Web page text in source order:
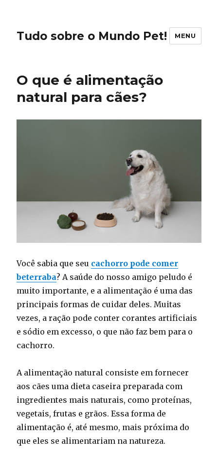
Tudo sobre o Mundo Pet! MENU
O que é alimentação
natural para cães?
Você sabia que seu cachorro pode comer
beterraba? A saúde do nosso amigo peludo é
muito importante, e a alimentação é uma das
principais formas de cuidar deles. Muitas
vezes, a ração pode conter corantes artificiais
e sódio em excesso, o que não faz bem para o
cachorro.
A alimentação natural consiste em fornecer
aos cães uma dieta caseira preparada com
ingredientes mais naturais, como proteínas,
vegetais, frutas e grãos. Essa forma de
alimentação é, até mesmo, mais próxima do
que eles se alimentariam na natureza.